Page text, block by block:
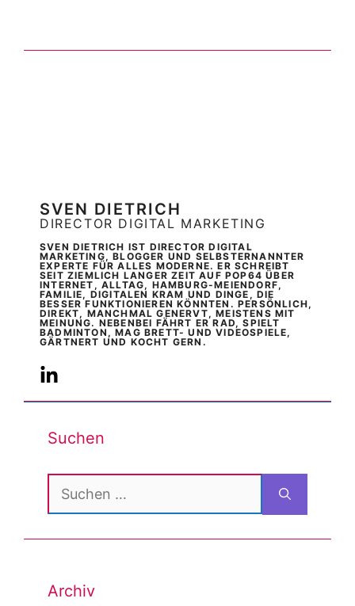
SVEN DIETRICH
DIRECTOR DIGITAL MARKETING
SVEN DIETRICH IST DIRECTOR DIGITAL
MARKETING, BLOGGER UND SELBSTERNANNTER
EXPERTE FÜR ALLES MODERNE. ER SCHREIBT
SEIT ZIEMLICH LANGER ZEIT AUF POP64 ÜBER
INTERNET, ALLTAG, HAMBURG-MEIENDORF,
FAMILIE, DIGITALEN KRAM UND DINGE, DIE
BESSER FUNKTIONIEREN KÖNNTEN. PERSÖNLICH,
DIREKT, MANCHMAL GENERVT, MEISTENS MIT
MEINUNG. NEBENBEI FÄHRT ER RAD, SPIELT
BADMINTON, MAG BRETT- UND VIDEOSPIELE,
GÄRTNERT UND KOCHT GERN.
Suchen
Suchen
nach:
Archiv